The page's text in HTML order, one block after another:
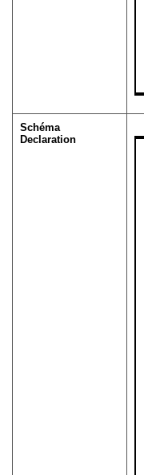
Schéma
Declaration